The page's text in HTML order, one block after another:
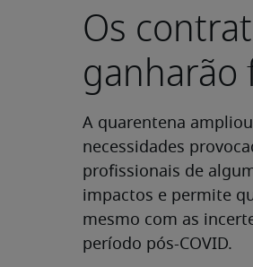
Os
ganharão
A quarentena
necessidades
profissionais de
impactos e permite
mesmo com as
período pós-COVID.